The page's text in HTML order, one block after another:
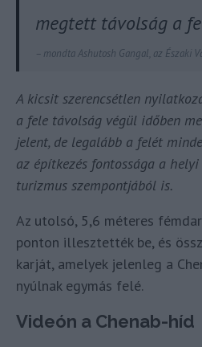
megtett távolság a
– mondta Ashutosh Gangal, az Északi
A kicsit szerencsétlen
a fele távolság végül időben
jelent, de legalább a felét
az építkezés fontossága a helyi
turizmus szempontjából is.
Az utolsó, 5,6 méteres
ponton illesztették be, és
karját, amelyek jelenleg a
nyúlnak egymás felé.
Videón a Chenab-híd